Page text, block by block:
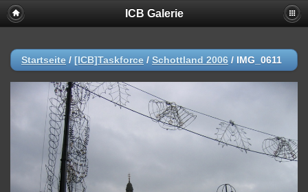
ICB Galerie
Startseite / [ICB]Taskforce / Schottland 2006 / IMG_0611